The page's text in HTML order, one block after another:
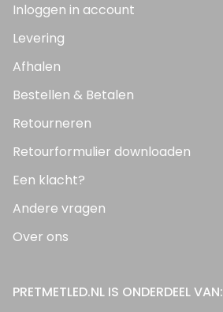
Inloggen in account
Levering
Afhalen
Bestellen & Betalen
Retourneren
Retourformulier downloaden
Een klacht?
Andere vragen
Over ons
PRETMETLED.NL IS ONDERDEEL VAN: